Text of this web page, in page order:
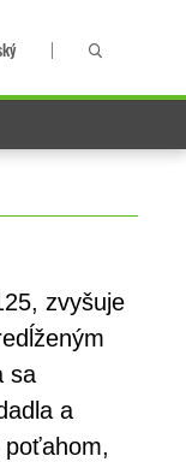
zvyšuje
sa
a
poťahom,